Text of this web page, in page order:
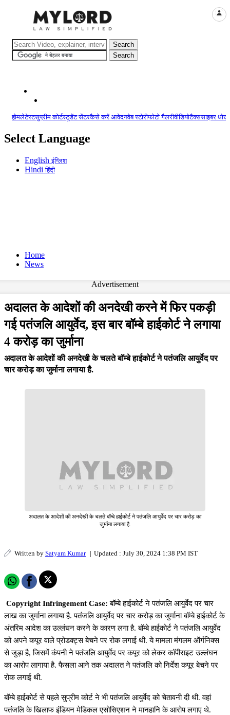
होमलेटेस्टसुप्रीम कोर्टस्टूडेंट सेंटरकैसे करें आवेदनवेब स्टोरीफोटो गैलरीवीडियोटैक्ससाइबर
Select Language
Englishइंग्लिश
Hindiहिंदी
Home
News
Advertisement
अदालत के आदेशों की अनदेखी करने में फिर पकड़ी
गई पतंजलि आयुर्वेद, इस बार बॉम्बे हाईकोर्ट ने लगाया
4 करोड़ का जुर्माना
अदालत के आदेशों की अनदेखी के चलते बॉम्बे हाईकोर्ट ने पतंजलि आयुर्वेद पर
चार करोड़ का जुर्माना लगाया है.
अदालत के आदेशों की अनदेखी के चलते बॉम्बे हाईकोर्ट ने पतंजलि आयुर्वेद पर चार करोड़ का
जुर्माना लगाया है.
Written by Satyam Kumar | Updated : July 30, 2024 1:38 PM IST
Copyright Infringement Case:बॉम्बे हाईकोर्ट ने पतंजलि आयुर्वेद पर चार
लाख का जुर्माना लगाया है. पतंजलि आयुर्वेद पर चार करोड़ का जुर्माना बॉम्बे हाईकोर्ट के
अंतरिम आदेश का उल्लंघन करने के कारण लगा है. बॉम्बे हाईकोर्ट ने पतंजलि आयुर्वेद
को अपने कपूर वाले प्रोडक्ट्स बेचने पर रोक लगाई थी. ये मामला मंगलम ऑर्गनिक्स
से जुड़ा है, जिसमें कंपनी ने पतंजलि आयुर्वेद पर कपूर को लेकर कॉपीराइट उल्लंघन
का आरोप लागाया है. फैसला आने तक अदालत ने पतंजलि को निर्देश कपूर बेचने पर
रोक लगाई थी.
बॉम्बे हाईकोर्ट से पहले सुप्रीम कोर्ट ने भी पतंजलि आयुर्वेद को चेतावनी दी थी. वहां
पतंजलि के खिलाफ इंडियन मेडिकल एसोसिएशन ने मानहानि के आरोप लगाए थे.